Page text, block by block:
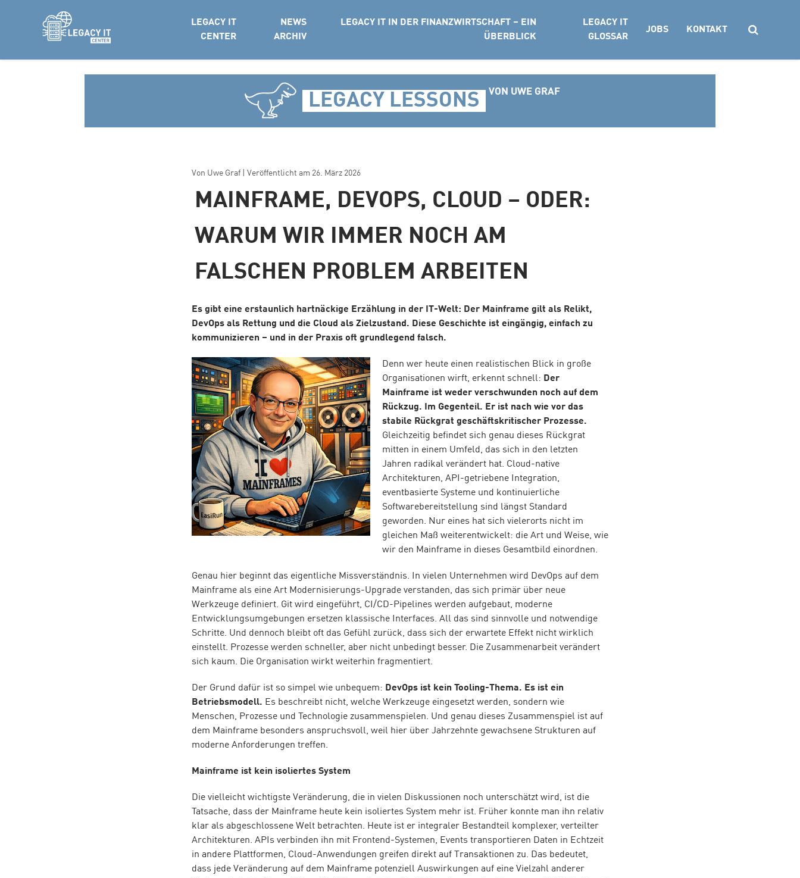
LEGACY IT
CENTER
NEWS
ARCHIV
LEGACY IT IN DER FINANZWIRTSCHAFT – EIN
ÜBERBLICK
LEGACY IT
GLOSSAR
JOBS KONTAKT
LEGACY LESSONS VON UWE GRAF
Von Uwe Graf | Veröffentlicht am 26. März 2026
MAINFRAME, DEVOPS, CLOUD – ODER:
WARUM WIR IMMER NOCH AM
FALSCHEN PROBLEM ARBEITEN
Es gibt eine erstaunlich hartnäckige Erzählung in der IT-Welt: Der Mainframe gilt als Relikt,
DevOps als Rettung und die Cloud als Zielzustand. Diese Geschichte ist eingängig, einfach zu
kommunizieren – und in der Praxis oft grundlegend falsch.
Denn wer heute einen realistischen Blick in große
Organisationen wirft, erkennt schnell: Der
Mainframe ist weder verschwunden noch auf dem
Rückzug. Im Gegenteil. Er ist nach wie vor das
stabile Rückgrat geschäftskritischer Prozesse.
Gleichzeitig befindet sich genau dieses Rückgrat
mitten in einem Umfeld, das sich in den letzten
Jahren radikal verändert hat. Cloud-native
Architekturen, API-getriebene Integration,
eventbasierte Systeme und kontinuierliche
Softwarebereitstellung sind längst Standard
geworden. Nur eines hat sich vielerorts nicht im
gleichen Maß weiterentwickelt: die Art und Weise, wie
wir den Mainframe in dieses Gesamtbild einordnen.
Genau hier beginnt das eigentliche Missverständnis. In vielen Unternehmen wird DevOps auf dem
Mainframe als eine Art Modernisierungs-Upgrade verstanden, das sich primär über neue
Werkzeuge definiert. Git wird eingeführt, CI/CD-Pipelines werden aufgebaut, moderne
Entwicklungsumgebungen ersetzen klassische Interfaces. All das sind sinnvolle und notwendige
Schritte. Und dennoch bleibt oft das Gefühl zurück, dass sich der erwartete Effekt nicht wirklich
einstellt. Prozesse werden schneller, aber nicht unbedingt besser. Die Zusammenarbeit verändert
sich kaum. Die Organisation wirkt weiterhin fragmentiert.
Der Grund dafür ist so simpel wie unbequem: DevOps ist kein Tooling-Thema. Es ist ein
Betriebsmodell. Es beschreibt nicht, welche Werkzeuge eingesetzt werden, sondern wie
Menschen, Prozesse und Technologie zusammenspielen. Und genau dieses Zusammenspiel ist auf
dem Mainframe besonders anspruchsvoll, weil hier über Jahrzehnte gewachsene Strukturen auf
moderne Anforderungen treffen.
Mainframe ist kein isoliertes System
Die vielleicht wichtigste Veränderung, die in vielen Diskussionen noch unterschätzt wird, ist die
Tatsache, dass der Mainframe heute kein isoliertes System mehr ist. Früher konnte man ihn relativ
klar als abgeschlossene Welt betrachten. Heute ist er integraler Bestandteil komplexer, verteilter
Architekturen. APIs verbinden ihn mit Frontend-Systemen, Events transportieren Daten in Echtzeit
in andere Plattformen, Cloud-Anwendungen greifen direkt auf Transaktionen zu. Das bedeutet,
dass jede Veränderung auf dem Mainframe potenziell Auswirkungen auf eine Vielzahl anderer